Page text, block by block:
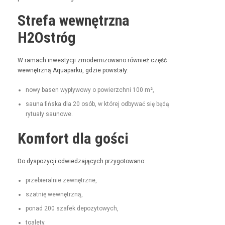
Strefa wewnętrzna
H2Ostróg
W ramach inwest­y­cji zmod­ern­i­zowano również część
wewnętrzną Aqua­parku, gdzie powstały:
nowy basen wypły­wowy o powierzch­ni 100 m²,
sauna fińs­ka dla 20 osób, w której odby­wać się będą
rytu­ały saunowe.
Komfort dla gości
Do dys­pozy­cji odwiedza­ją­cych przygotowano:
prze­bier­al­nie zewnętrzne,
szat­nię wewnętrzną,
pon­ad 200 szafek depozytowych,
toale­ty.